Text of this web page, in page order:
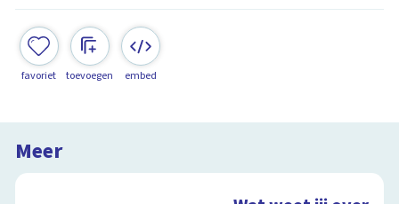
favoriet toevoegen embed
Meer